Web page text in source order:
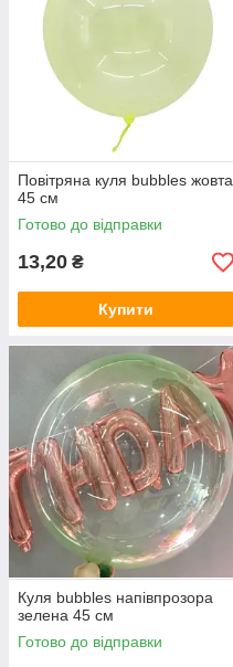
Повітряна куля bubbles жовта
45 см
Готово до відправки
13,20 ₴
Купити
Куля bubbles напівпрозора
зелена 45 см
Готово до відправки